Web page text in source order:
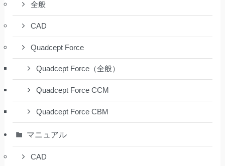
全般
CAD
Quadcept Force
Quadcept Force（全般）
Quadcept Force CCM
Quadcept Force CBM
マニュアル
CAD